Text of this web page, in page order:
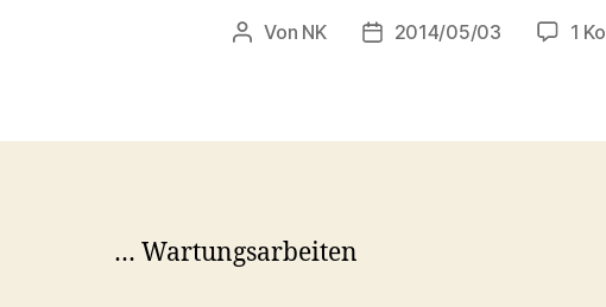
Beitragsautor
Von NK Veröffentlichungsdatum
2014/05/03 1
… Wartungsarbeiten